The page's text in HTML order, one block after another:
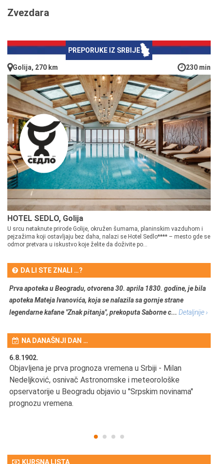
Zvezdara
PREPORUKE IZ SRBIJE
Golija, 270 km 230 min
HOTEL SEDLO, Golija
U srcu netaknute prirode Golije, okružen šumama, planinskim vazduhom i
pejzažima koji ostavljaju bez daha, nalazi se Hotel Sedlo**** – mesto gde se
odmor pretvara u iskustvo koje želite da doživite po...
DA LI STE ZNALI …?
Prva apoteka u Beogradu, otvorena 30. aprila 1830. godine, je bila
apoteka Mateja Ivanovića, koja se nalazila sa gornje strane
legendarne kafane "Znak pitanja", prekoputa Saborne c... Detaljnije ›
NA DANAŠNJI DAN …
6.8.1902.
Objavljena je prva prognoza vremena u Srbiji - Milan
Nedeljković, osnivač Astronomske i meteorološke
opservatorije u Beogradu objavio u "Srpskim novinama"
prognozu vremena.
KURSNA LISTA